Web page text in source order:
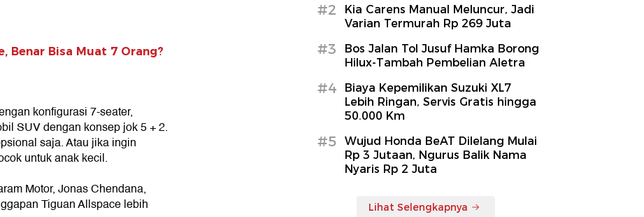
Benar Bisa Muat 7 Orang?
konfigurasi 7-seater,
SUV dengan konsep jok 5 + 2.
saja. Atau jika ingin
untuk anak kecil.
Motor, Jonas Chendana,
Tiguan Allspace lebih
#2
Kia Carens Manual Meluncur, Jadi
Varian Termurah Rp 269 Juta
#3
Bos Jalan Tol Jusuf Hamka Borong
Hilux-Tambah Pembelian Aletra
#4
Biaya Kepemilikan Suzuki XL7
Lebih Ringan, Servis Gratis hingga
50.000 Km
#5
Wujud Honda BeAT Dilelang Mulai
Rp 3 Jutaan, Ngurus Balik Nama
Nyaris Rp 2 Juta
Lihat Selengkapnya